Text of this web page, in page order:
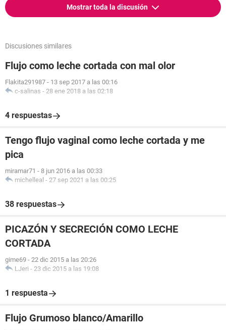
Mostrar toda la discusión
Discusiones similares
Flujo como leche cortada con mal olor
Flakita291987 - 13 sep 2017 a las 00:16
c-salinas - 28 ene 2018 a las 02:18
4 respuestas
Tengo flujo vaginal como leche cortada y me
pica
miramar71 - 8 jun 2016 a las 00:33
michelleal - 27 sep 2021 a las 00:25
38 respuestas
PICAZÓN Y SECRECIÓN COMO LECHE
CORTADA
gime69 - 22 dic 2015 a las 20:26
LJeri - 23 dic 2015 a las 19:08
1 respuesta
Flujo Grumoso blanco/Amarillo